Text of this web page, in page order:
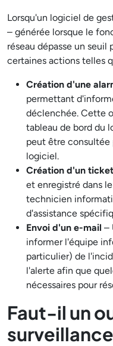
Lorsqu'un logiciel de
– générée lorsque le
réseau dépasse un
certaines actions telles
Création d'une
permettant
déclenchée. Cette
tableau de bord du
peut être consultée
logiciel.
Création d'un ticket
et enregistré dans
technicien
d'assistance
Envoi d'un e-mail –
informer l'équipe
particulier) de
l'alerte afin que
nécessaires pour
Faut-il un